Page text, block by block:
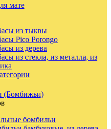
мате
из тыквы
Pico Porongo
из дерева
из стекла, из металла, из
(Бомбижьи)
бомбильи